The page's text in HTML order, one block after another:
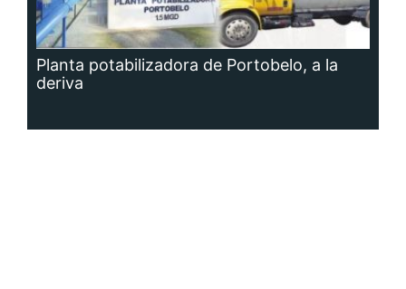
Planta potabilizadora de Portobelo, a la
deriva